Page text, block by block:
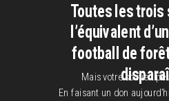
Toutes les trois
l’équivalent
football de
Mais votre soutien
En faisant un don